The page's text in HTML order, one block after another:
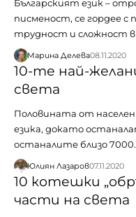
Българският език –
писменост, се гордее
трудност и сложност
Марина Делева08.11.2020
10-те най-
света
Половината от
езика, докато
останалите близо
Юлиян Лазаров07.11.2020
10 котешки
части на света